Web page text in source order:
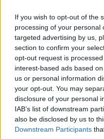
If you wish to opt-out of the
processing of your personal
targeted advertising by us,
section to confirm your
opt-out request is
interest-based ads based
us or personal information
your opt-out. You may
disclosure of your personal
IAB’s list of downstream
also be disclosed by us to
Downstream Participants
Ursprungligen postat av
180hz har han på skärmarna.
Verkar landa i ett 6750xt
Om du orkar får du gärna
Eli5 : allt som har med texturer
skärmen med en snabbare
Har alltså inget att göra med
din gpu.
Men när gpu väl fått framen
mip map från minnet. Flyter